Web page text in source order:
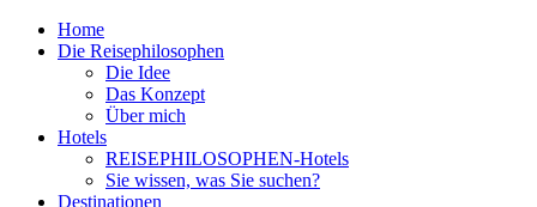
Home
Die Reisephilosophen
Die Idee
Das Konzept
Über mich
Hotels
REISEPHILOSOPHEN-Hotels
Sie wissen, was Sie suchen?
Destinationen